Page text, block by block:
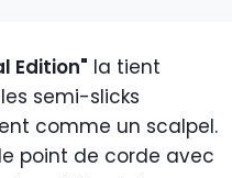
Edition" la tient
semi-slicks
comme un scalpel.
point de corde avec